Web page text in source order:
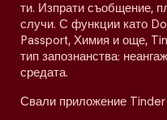
ти. Изпрати съобщение,
случи. С функции като
Passport, Химия и още,
тип запознанства:
средата.
Свали приложение